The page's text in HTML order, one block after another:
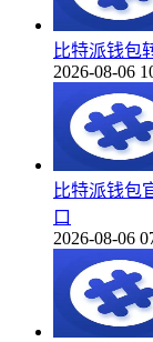
比特派钱包
2026-08-06
比特派钱包
口
2026-08-06